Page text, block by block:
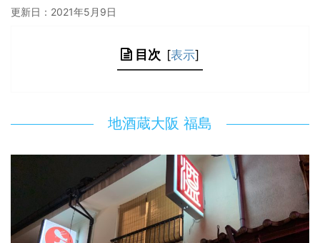
更新日： 2021年5月9日
目次 [表示]
地酒蔵大阪 福島